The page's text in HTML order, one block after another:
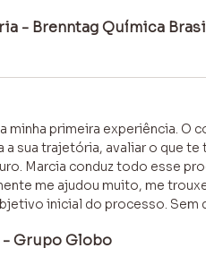
- Brenntag Química
primeira experiência. O
sua trajetória, avaliar o que
Marcia conduz todo esse
me ajudou muito, me
inicial do processo. Sem
Grupo Globo